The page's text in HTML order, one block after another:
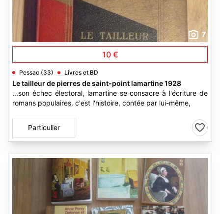
7
10 €
Pessac (33) Livres et BD
Le tailleur de pierres de saint-point lamartine 1928
...son échec électoral, lamartine se consacre à l'écriture de
romans populaires. c'est l'histoire, contée par lui-même,
Particulier